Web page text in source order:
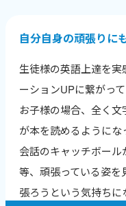
達成
を保
英検合
果の報
す。
ワール
るので
ーショ
自分自身の頑張りに
生徒様の英語上達を
ーションUPに繋がって
お子様の場合、全く
が本を読めるようにな
会話のキャッチボール
等、頑張っている姿を
張ろうという気持ちに